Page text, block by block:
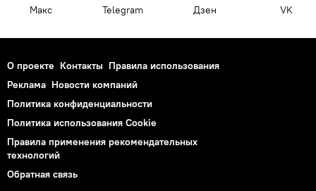
Макс Telegram Дзен VK
О проекте Контакты Правила использования
Реклама Новости компаний
Политика конфиденциальности
Политика использования Cookie
Правила применения рекомендательных
технологий
Обратная связь